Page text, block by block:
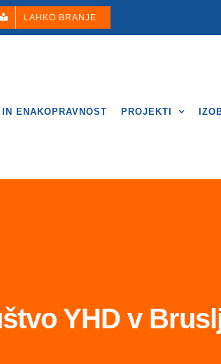
LAHKO BRANJE
ENAKOPRAVNOST PROJEKTI
YHD v